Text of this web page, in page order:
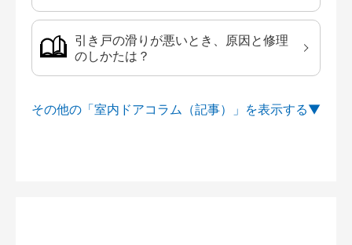
引き戸の滑りが悪いとき、原因と修理
のしかたは？
その他の「室内ドアコラム（記事）」を